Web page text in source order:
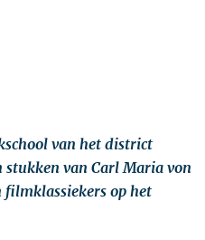
van het district
van Carl Maria von
filmklassiekers op het